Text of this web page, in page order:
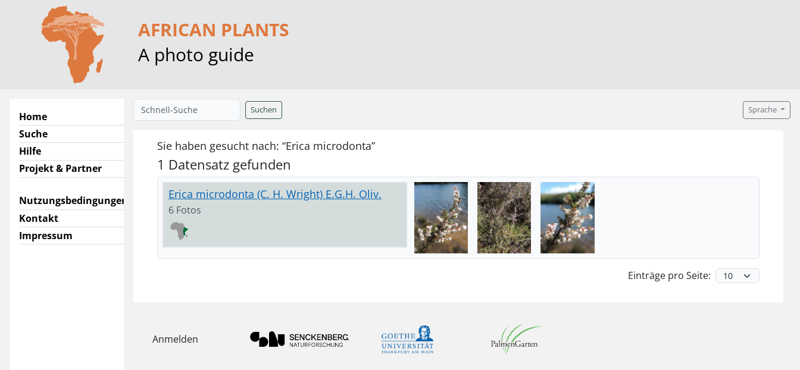
AFRICAN PLANTS
A photo guide
Home
Suche
Hilfe
Projekt & Partner
Nutzungsbedingungen
Kontakt
Impressum
Suchen Sprache
Sie haben gesucht nach: “Erica microdonta”
1 Datensatz gefunden
Erica microdonta (C. H. Wright) E.G.H. Oliv.
6 Fotos
Einträge pro Seite:
Anmelden